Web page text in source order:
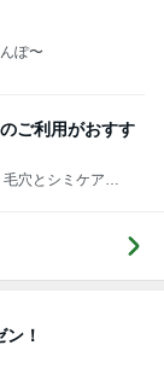
ご利用がおすす
穴とシミケア専
帽子